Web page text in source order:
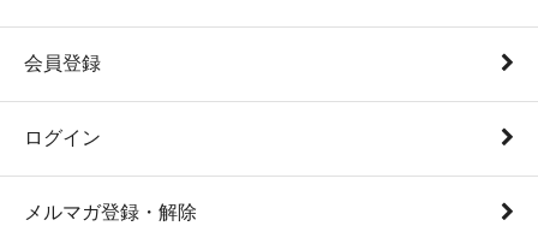
会員登録
ログイン
メルマガ登録・解除